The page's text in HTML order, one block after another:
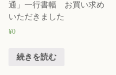
通」一行書幅 お買い求め
いただきました
¥0
続きを読む